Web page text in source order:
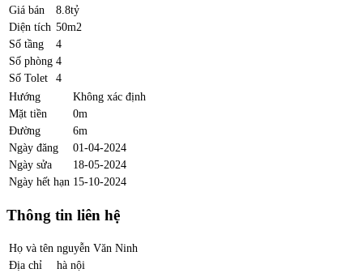
Giá bán
8.8tỷ
Diện tích 50m2
Số tầng
4
Số phòng 4
Số Tolet
4
Hướng
Không xác định
Mặt tiền
0m
Đường
6m
Ngày đăng
01-04-2024
Ngày sửa
18-05-2024
Ngày hết hạn 15-10-2024
Thông tin liên hệ
Họ và tên nguyễn Văn Ninh
Địa chỉ
hà nội